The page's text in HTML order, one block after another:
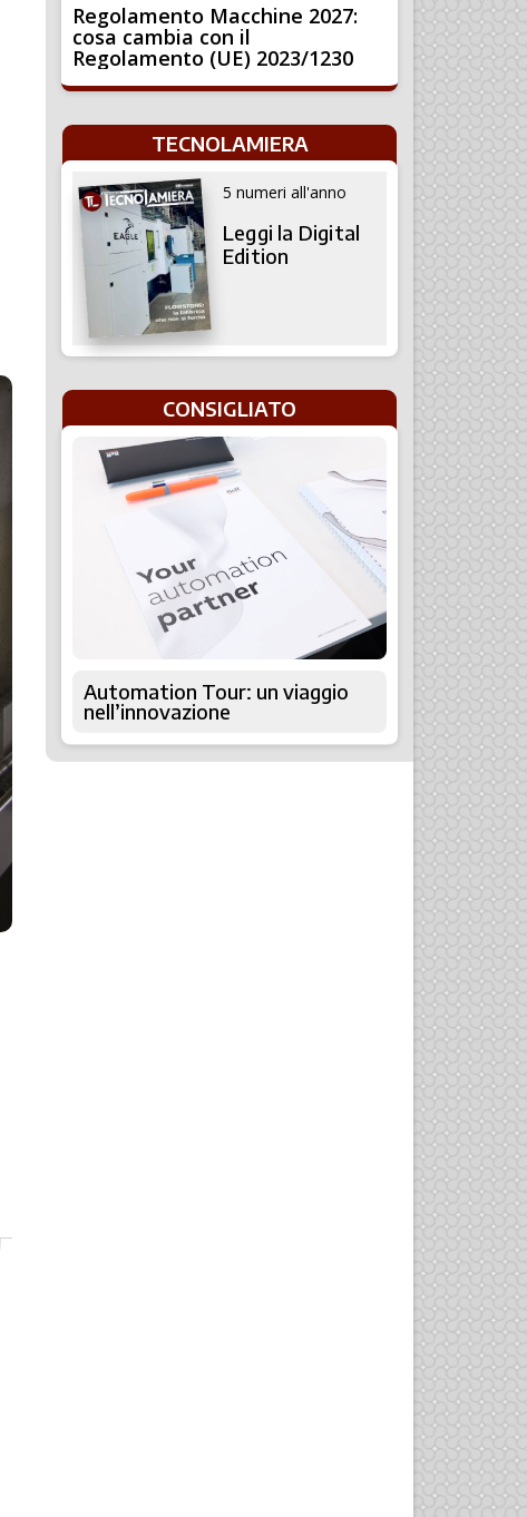
Regolamento Macchine 2027:
cosa cambia con il
Regolamento (UE) 2023/1230
TECNOLAMIERA
5 numeri all'anno
Leggi la Digital
Edition
CONSIGLIATO
Automation Tour: un viaggio
nell’innovazione